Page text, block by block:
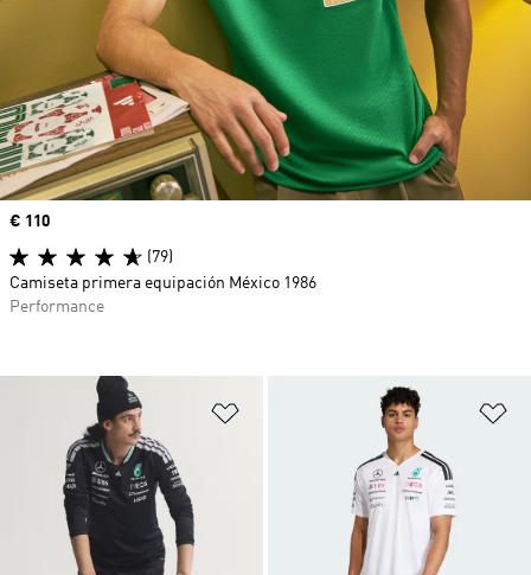
Añadir a la lista de deseos
Precio
€ 110
(79)
Camiseta primera equipación México 1986
Performance